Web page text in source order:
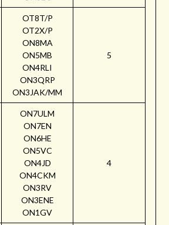
OT8T/P
OT2X/P
ON8MA
ON5MB
ON4RLI
ON3QRP
ON3JAK/MM
5
ON7ULM
ON7EN
ON6HE
ON5VC
ON4JD
ON4CKM
ON3RV
ON3ENE
ON1GV
4